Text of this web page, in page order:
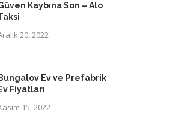
Kaybına Son – Alo
20, 2022
Bungalov Ev ve Prefabrik
Ev Fiyatları
15, 2022